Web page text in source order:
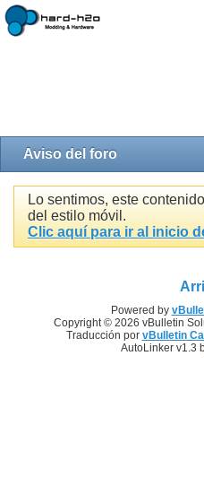
Aviso del foro
Lo sentimos, este
del estilo móvil.
Clic aquí para ir al inicio
Powered by
Copyright © 2026 vBulletin
Traducción por vBulletin
AutoLinker v1.3